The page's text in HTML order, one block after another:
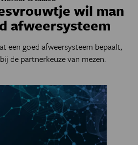
wil man
afweersysteem
een goed afweersysteem bepaalt,
de partnerkeuze van mezen.